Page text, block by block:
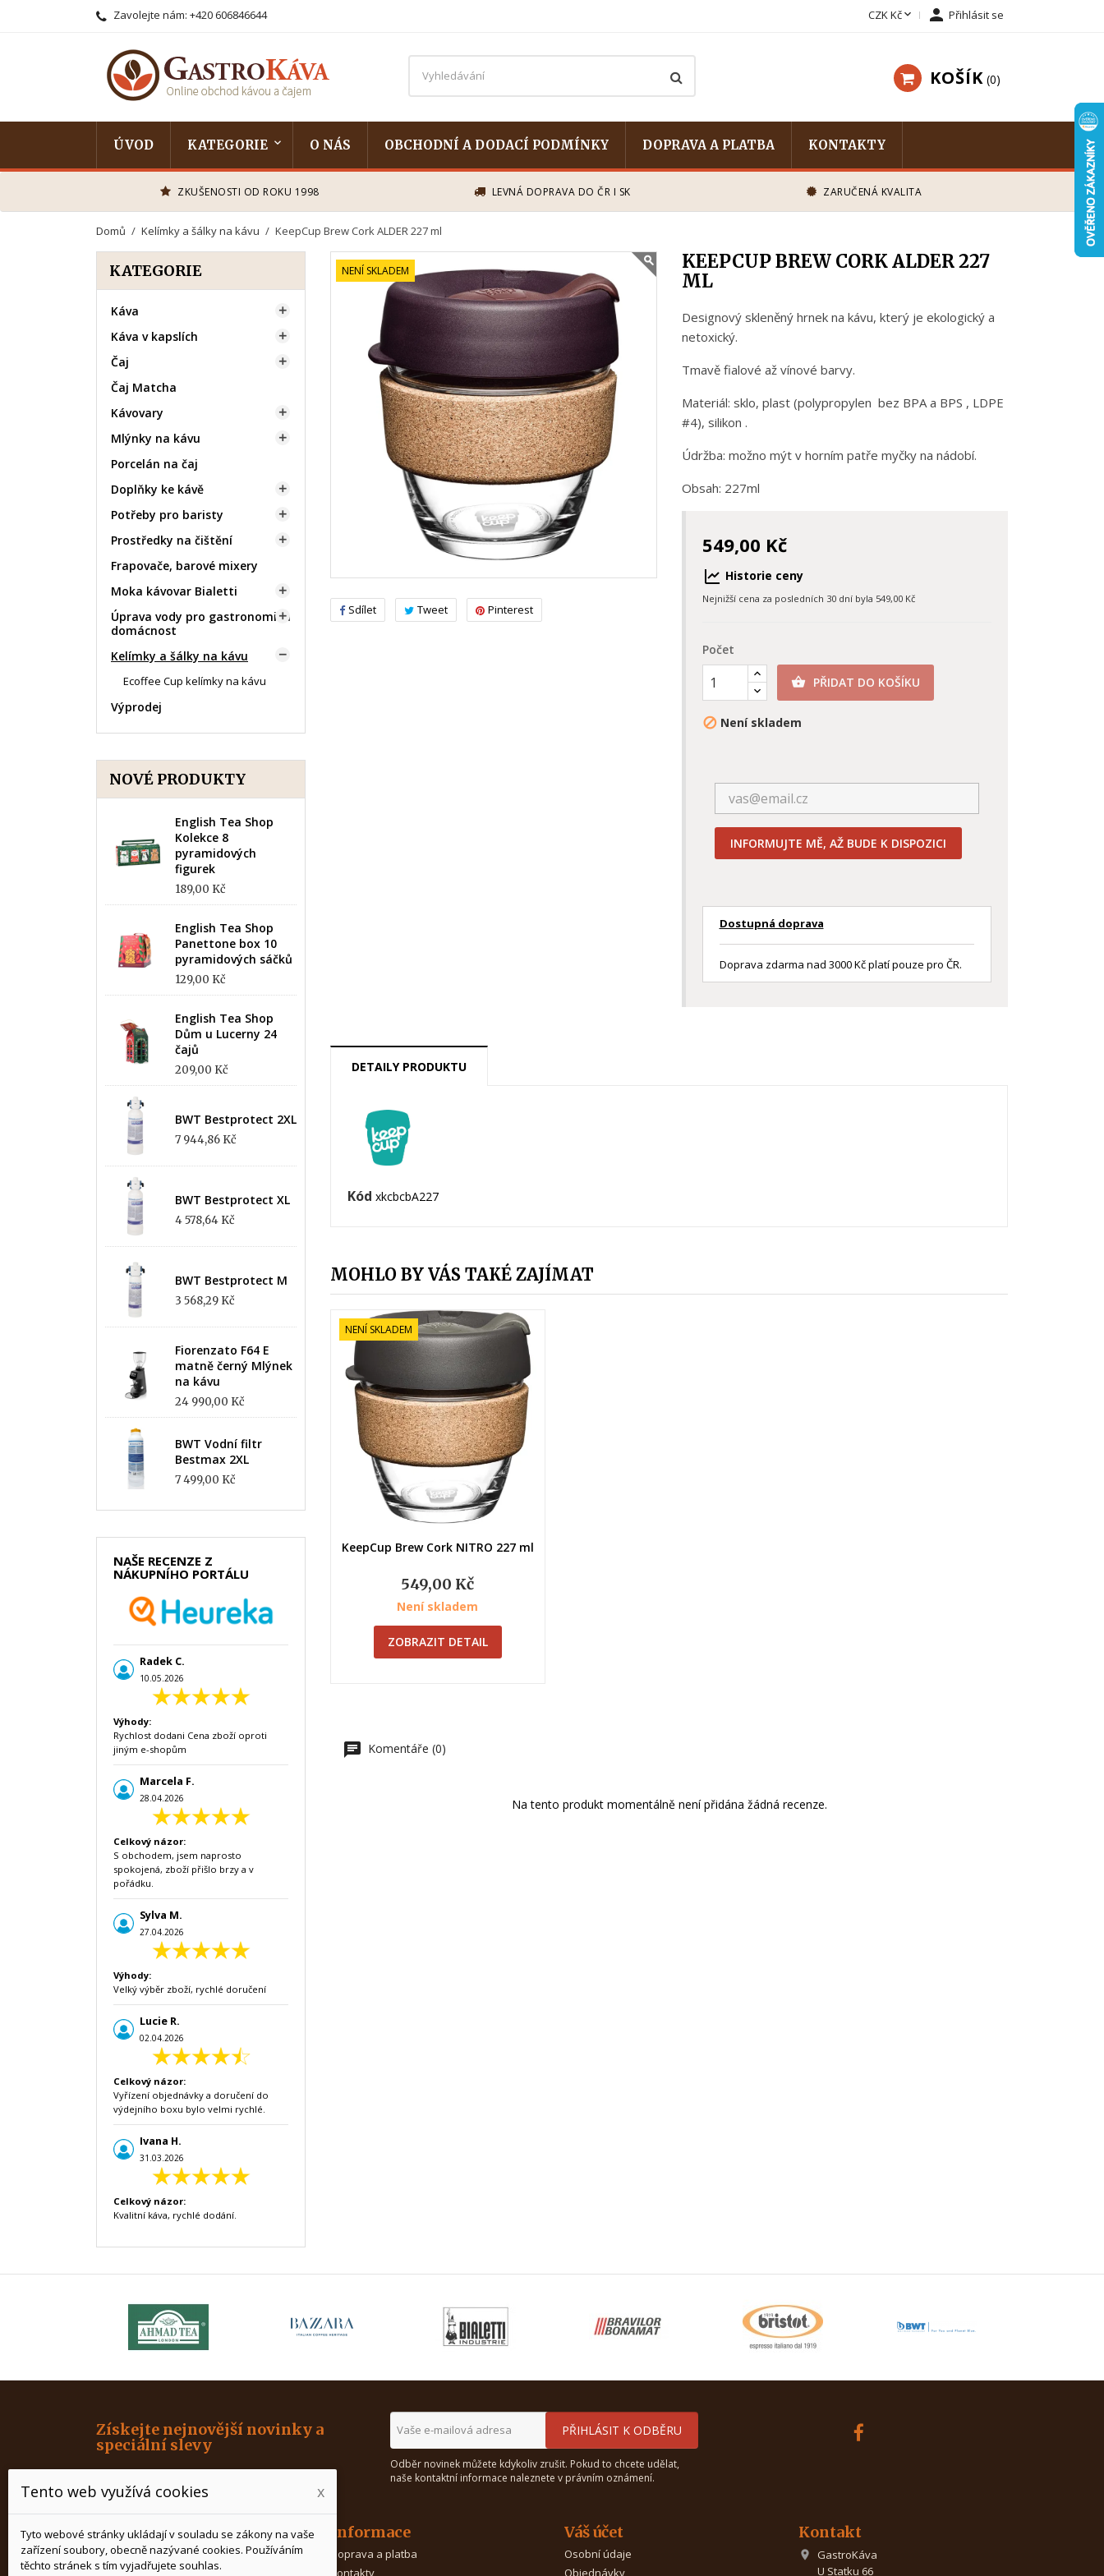
Zavolejte nám: +420 606846644 CZK Kč  Přihlásit se
KOŠÍK 0
ÚVOD KATEGORIE O NÁS OBCHODNÍ A DODACÍ PODMÍNKY DOPRAVA A PLATBA KONTAKTY
ZKUŠENOSTI OD ROKU 1998 LEVNÁ DOPRAVA DO ČR I SK ZARUČENÁ KVALITA
Domů Kelímky a šálky na kávu KeepCup Brew Cork ALDER 227 ml
KATEGORIE
Káva 
Káva v kapslích 
Čaj 
Čaj Matcha
Kávovary

Mlýnky na kávu 
Porcelán na čaj
Doplňky ke kávě

Potřeby pro baristy 
Prostředky na čištění 
Frapovače, barové mixery
Moka kávovar Bialetti

Úprava vody pro gastronomii a
domácnost

Kelímky a šálky na kávu 
Ecoffee Cup kelímky na kávu
Výprodej
NOVÉ PRODUKTY
English Tea Shop
Kolekce 8
pyramidových
figurek
189,00 Kč
English Tea Shop
Panettone box 10
pyramidových sáčků
129,00 Kč
English Tea Shop
Dům u Lucerny 24
čajů
209,00 Kč
BWT Bestprotect 2XL
7 944,86 Kč
BWT Bestprotect XL
4 578,64 Kč
BWT Bestprotect M
3 568,29 Kč
Fiorenzato F64 E
matně černý Mlýnek
na kávu
24 990,00 Kč
BWT Vodní filtr
Bestmax 2XL
7 499,00 Kč
NAŠE RECENZE Z
NÁKUPNÍHO PORTÁLU
Radek C.
10.05.2026
Výhody:
Rychlost dodani Cena zboží oproti
jiným e-shopům
Marcela F.
28.04.2026
Celkový názor:
S obchodem, jsem naprosto
spokojená, zboží přišlo brzy a v
pořádku.
Sylva M.
27.04.2026
Výhody:
Velký výběr zboží, rychlé doručení
Lucie R.
02.04.2026
Celkový názor:
Vyřízení objednávky a doručení do
výdejního boxu bylo velmi rychlé.
Ivana H.
31.03.2026
Celkový názor:
Kvalitní káva, rychlé dodání.
NENÍ SKLADEM
Sdílet Tweet Pinterest
KEEPCUP BREW CORK ALDER 227
ML
Designový skleněný hrnek na kávu, který je ekologický a
netoxický.
Tmavě fialové až vínové barvy.
Materiál: sklo, plast (polypropylen bez BPA a BPS , LDPE
#4), silikon .
Údržba: možno mýt v horním patře myčky na nádobí.
Obsah: 227ml
549,00 Kč
Historie ceny
Nejnižší cena za posledních 30 dní byla 549,00 Kč
Počet
 PŘIDAT DO KOŠÍKU
 Není skladem
INFORMUJTE MĚ, AŽ BUDE K DISPOZICI
Dostupná doprava
Doprava zdarma nad 3000 Kč platí pouze pro ČR.
DETAILY PRODUKTU
Kód xkcbcbA227
MOHLO BY VÁS TAKÉ ZAJÍMAT
NENÍ SKLADEM
Rychlý náhled
KeepCup Brew Cork NITRO 227 ml
549,00 Kč
Není skladem
ZOBRAZIT DETAIL
Komentáře (0)
Na tento produkt momentálně není přidána žádná recenze.
Získejte nejnovější novinky a
speciální slevy
Odběr novinek můžete kdykoliv zrušit. Pokud to chcete udělat,
naše kontaktní informace naleznete v právním oznámení.
Produkty
Káva
Čaj
Informace
Doprava a platba
Kontakty
Váš účet
Osobní údaje
Objednávky
Kontakt

GastroKáva
U Statku 66
Tento web využívá cookies x
Tyto webové stránky ukládají v souladu se zákony na vaše
zařízení soubory, obecně nazývané cookies. Používáním
těchto stránek s tím vyjadřujete souhlas.